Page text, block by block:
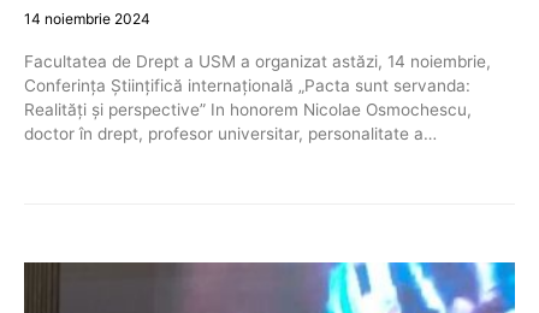
14 noiembrie 2024
Facultatea de Drept a USM a organizat astăzi, 14 noiembrie,
Conferința Științifică internațională „Pacta sunt servanda:
Realități și perspective” In honorem Nicolae Osmochescu,
doctor în drept, profesor universitar, personalitate a…